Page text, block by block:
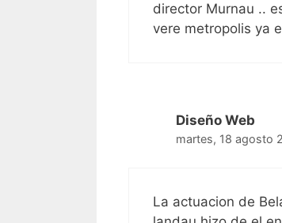
director Murnau ..
vere metropolis ya
Diseño Web
martes, 18 agosto
La actuacion de